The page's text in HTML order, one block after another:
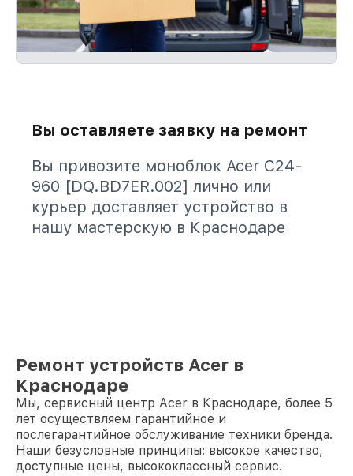
Вы оставляете заявку на ремонт
Вы привозите моноблок Acer C24-
960 [DQ.BD7ER.002] лично или
курьер доставляет устройство в
нашу мастерскую в Краснодаре
Ремонт устройств Acer в
Краснодаре
Мы, сервисный центр Acer в Краснодаре, более 5
лет осуществляем гарантийное и
послегарантийное обслуживание техники бренда.
Наши безусловные принципы: высокое качество,
доступные цены, высококлассный сервис.